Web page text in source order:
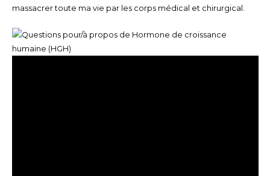
massacrer toute ma vie par les corps médical et chirurgical.